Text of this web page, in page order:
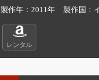
製作年 2011年 製作国
レンタル